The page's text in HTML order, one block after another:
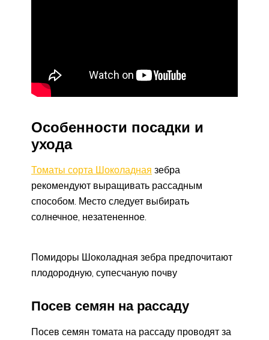
Особенности посадки и
ухода
Томаты сорта Шоколадная зебра
рекомендуют выращивать рассадным
способом. Место следует выбирать
солнечное, незатененное.
Помидоры Шоколадная зебра предпочитают
плодородную, супесчаную почву
Посев семян на рассаду
Посев семян томата на рассаду проводят за